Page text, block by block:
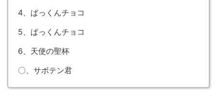
4、ぱっくんチョコ
5、ぱっくんチョコ
6、天使の聖杯
〇、サボテン君